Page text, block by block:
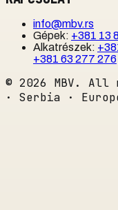
info@mbv.rs
Gépek: +381 13
Alkatrészek:
+381 63 277 276
© 2026 MBV. All
· Serbia ·